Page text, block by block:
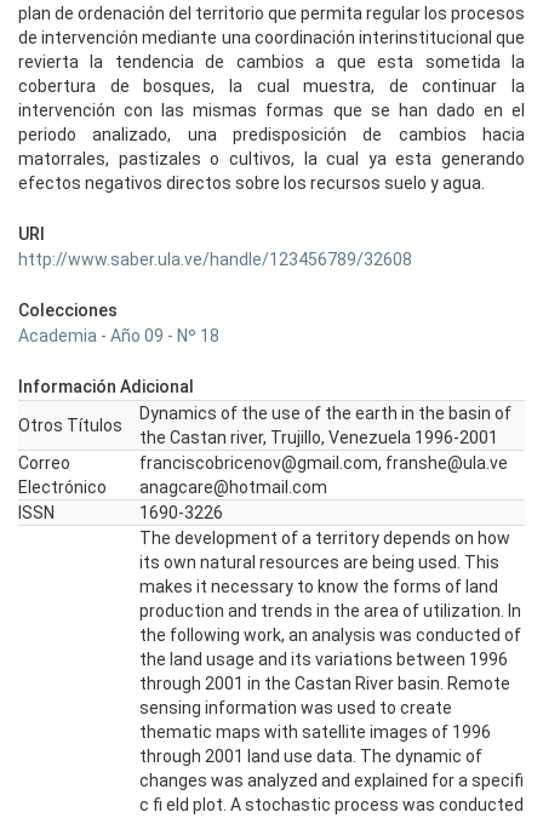
plan de ordenación del territorio que permita regular los procesos
de intervención mediante una coordinación interinstitucional que
revierta la tendencia de cambios a que esta sometida la
cobertura de bosques, la cual muestra, de continuar la
intervención con las mismas formas que se han dado en el
periodo analizado, una predisposición de cambios hacia
matorrales, pastizales o cultivos, la cual ya esta generando
efectos negativos directos sobre los recursos suelo y agua.
URI
http://www.saber.ula.ve/handle/123456789/32608
Colecciones
Academia - Año 09 - Nº 18
Información Adicional
Otros Títulos
Dynamics of the use of the earth in the basin of
the Castan river, Trujillo, Venezuela 1996-2001
Correo
Electrónico
franciscobricenov@gmail.com, franshe@ula.ve
anagcare@hotmail.com
ISSN
1690-3226
The development of a territory depends on how
its own natural resources are being used. This
makes it necessary to know the forms of land
production and trends in the area of utilization. In
the following work, an analysis was conducted of
the land usage and its variations between 1996
through 2001 in the Castan River basin. Remote
sensing information was used to create
thematic maps with satellite images of 1996
through 2001 land use data. The dynamic of
changes was analyzed and explained for a specifi
c fi eld plot. A stochastic process was conducted